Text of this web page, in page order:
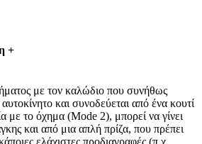
+
με τον καλώδιο που συνήθως
αυτοκίνητο και συνοδεύεται από ένα κουτί
με το όχημα (Μode 2), μπορεί να γίνει
και από μια απλή πρίζα, που πρέπει
ελάχιστες προδιαγραφές (π.χ.